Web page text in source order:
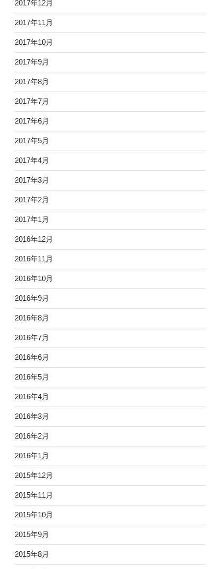
2017年12月
2017年11月
2017年10月
2017年9月
2017年8月
2017年7月
2017年6月
2017年5月
2017年4月
2017年3月
2017年2月
2017年1月
2016年12月
2016年11月
2016年10月
2016年9月
2016年8月
2016年7月
2016年6月
2016年5月
2016年4月
2016年3月
2016年2月
2016年1月
2015年12月
2015年11月
2015年10月
2015年9月
2015年8月